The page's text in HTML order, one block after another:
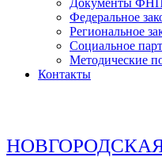
Документы
Федеральное
Региональное
Социальное
Методические
Контакты